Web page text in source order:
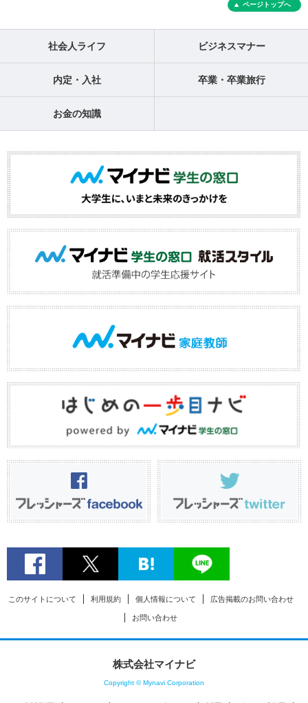
ページトップへ
社会人ライフ ビジネスマナー
内定・入社 卒業・卒業旅行
お金の知識
このサイトについて 利用規約 個人情報について 広告掲載のお問い合わせ
お問い合わせ
株式会社マイナビ
Copyright © Mynavi Corporation